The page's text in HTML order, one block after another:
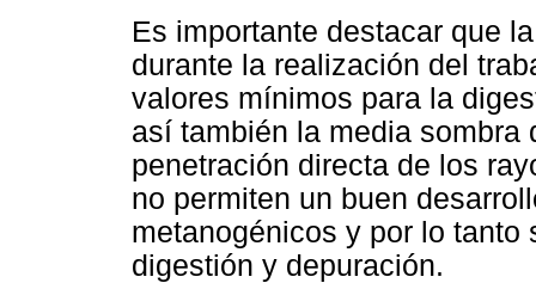
Es importante destacar que
durante la realización del
valores mínimos para la
así también la media
penetración directa de los
no permiten un buen
metanogénicos y por lo
digestión y depuración.